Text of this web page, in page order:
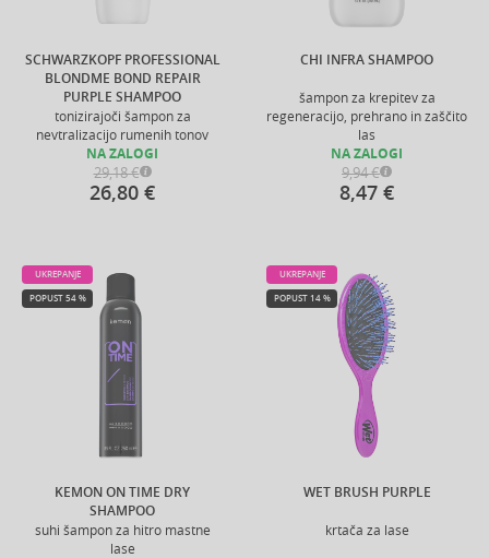
SCHWARZKOPF PROFESSIONAL
BLONDME BOND REPAIR
PURPLE SHAMPOO
tonizirajoči šampon za
nevtralizacijo rumenih tonov
NA ZALOGI
29,18 €
26,80 €
CHI INFRA SHAMPOO
šampon za krepitev za
regeneracijo, prehrano in zaščito
las
NA ZALOGI
9,94 €
8,47 €
KEMON ON TIME DRY
SHAMPOO
suhi šampon za hitro mastne
lase
UKREPANJE
POPUST 54 %
WET BRUSH PURPLE
krtača za lase
UKREPANJE
POPUST 14 %